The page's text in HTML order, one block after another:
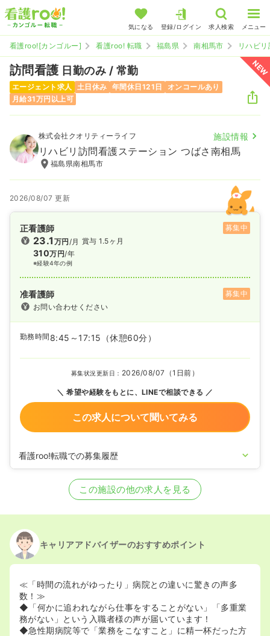
気になる 登録/ログイン 求人検索 メニュー
看護roo![カンゴルー] 看護roo! 転職 福島県 南相馬市 リハビ
訪問看護 日勤のみ / 常勤 NEW
エージェント求人 土日休み 年間休日121日
オンコールあり
月給31万円以上可
株式会社クオリティーライフ 施設情報
リハビリ訪問看護ステーション つばさ南相馬
福島県南相馬市
2026/08/07 更新
正看護師 募集中
23.1 万円/月
310万円/年
※経験4年の例
賞与 1.5ヶ月
准看護師
募集中
お問い合わせください
勤務時間 8:45～17:15 （休憩60分）
募集状況更新日： 2026/08/07（1日前）
希望や経験をもとに、LINEで相談できる
この求人について聞いてみる
看護roo!転職での募集履歴
正・准看護師の募集を休止
正・准看護師を募集中
この施設の他の求人を見る
キャリアアドバイザーのおすすめポイント
≪「時間の流れがゆったり」病院との違いに驚きの声多
数！≫
◆「何かに追われながら仕事をすることがない」「多重業
務がない」という入職者様の声が届いています！
◆急性期病院等で「業務をこなすこと」に精一杯だった方